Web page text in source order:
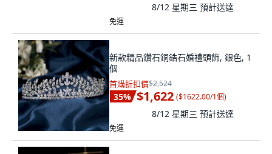
8/12 星期三 預計送達
免運
新款精品鑽石銅鋯石婚禮頭飾, 銀色, 1
個
首購折扣價$2,524
35% $1,622 ($1622.00/1個)
8/12 星期三 預計送達
免運